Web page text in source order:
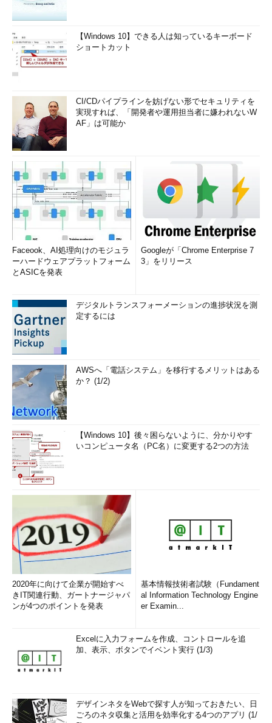
【Windows 10】できる人は知っているキーボード
ショートカット
CI/CDパイプラインを妨げない形でセキュリティを
実現すれば、「開発者や運用担当者に嫌われないW
AF」は可能か
Faceook、AI処理向けのモジュラ
ーハードウェアプラットフォーム
とASICを発表
Googleが「Chrome Enterprise 7
3」をリリース
デジタルトランスフォーメーションの進捗状況を測
定するには
AWSへ「電話システム」を移行するメリットはある
か？ (1/2)
【Windows 10】後々困らないように、分かりやす
いコンピュータ名（PC名）に変更する2つの方法
2020年に向けて企業が開始すべ
きIT関連行動、ガートナージャパ
ンが4つのポイントを発表
基本情報技術者試験（Fundament
al Information Technology Engine
er Examin...
Excelに入力フォームを作成、コントロールを追
加、表示、ボタンでイベント実行 (1/3)
デザインネタをWebで探す人が知っておきたい、日
ごろのネタ収集と活用を効率化する4つのアプリ (1/